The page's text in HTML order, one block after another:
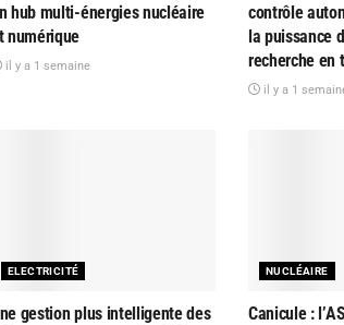
hub multi-énergies nucléaire
numérique
il y a 1 semaine
contrôle
la puissance
recherche en
il y a 1
ELECTRICITÉ
gestion plus intelligente des
NUCLÉAIRE
Canicule :